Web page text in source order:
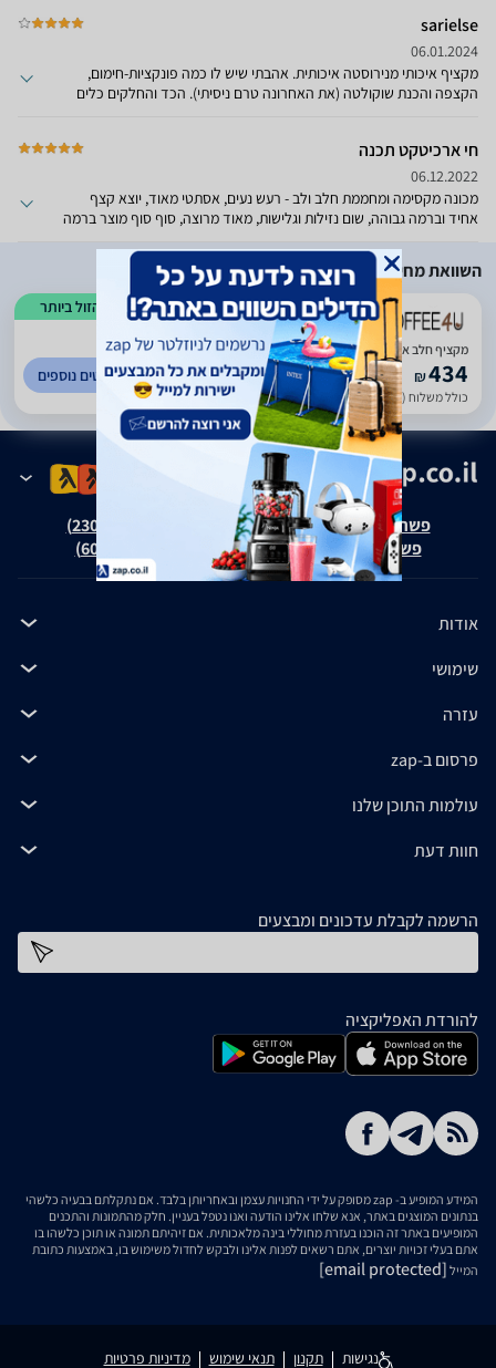
sarielse
06.01.2024
מקציף איכותי מנירוסטה איכותית. אהבתי שיש לו כמה פונקציות-חימום,
הקצפה והכנת שוקולטה (את האחרונה טרם ניסיתי). הכד והחלקים כלים
חי ארכיטקט תכנה
06.12.2022
מכונה מקסימה ומחממת חלב ולב - רעש נעים, אסתטי מאוד, יוצא קצף
אחיד וברמה גבוהה, שום נזילות וגלישות, מאוד מרוצה, סוף סוף מוצר ברמה
השוואת מחירים
הזול ביותר
5
(
114
)
מקציף חלב אינדוקציה SEVERIN SM3585
₪434
כולל משלוח (15 ₪) עד 3 ימי עסקים
לפרטים נוספים
פשרה בת"צ אבנצ'יק נ' זאפ גרופ (ת"צ 23008-08-20)
פשרה בת"צ כהנים נ' זאפ גרופ (ת"צ 60371-12-19)
אודות
שימושי
עזרה
פרסום ב-zap
עולמות התוכן שלנו
חוות דעת
הרשמה לקבלת עדכונים ומבצעים
להורדת האפליקציה
המידע המופיע ב- zap מסופק על ידי החנויות עצמן ובאחריותן בלבד. אם נתקלתם בבעיה כלשהי
בנתונים המוצגים באתר, אנא שלחו אלינו הודעה ואנו נטפל בעניין. חלק מהתמונות והתכנים
המופיעים באתר זה הוכנו בעזרת מחוללי בינה מלאכותית. אם זיהיתם תמונה או תוכן כלשהו בו
אתם בעלי זכויות יוצרים, אתם רשאים לפנות אלינו ולבקש לחדול משימוש בו, באמצעות כתובת
המייל [email protected]
נגישות תקנון תנאי שימוש מדיניות פרטיות